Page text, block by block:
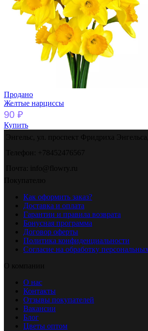
Продано
Желтые нарциссы
90 ₽
Купить
Энгельс, ул. проспект Фридриха
Телефон: +78452476567
Почта: info@flowry.ru
Покупателю
Как оформить заказ?
Доставка и оплата
Гарантии и правила возврата
Бонусная программа
Договор оферты
Политика конфиденциальности
Согласие на обработку
О компании
О нас
Контакты
Отзывы покупателей
Вакансии
Блог
Цветы оптом